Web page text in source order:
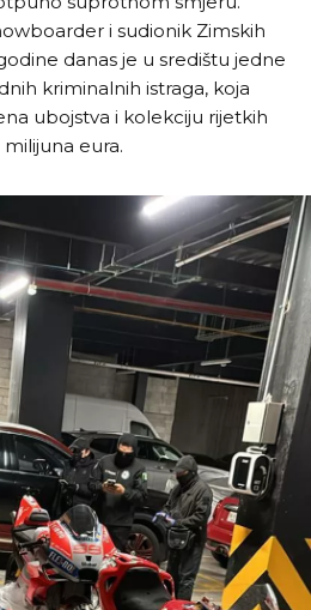
i sudionik Zimskih
danas je u središtu jedne
kriminalnih istraga, koja
ubojstva i kolekciju rijetkih
eura.